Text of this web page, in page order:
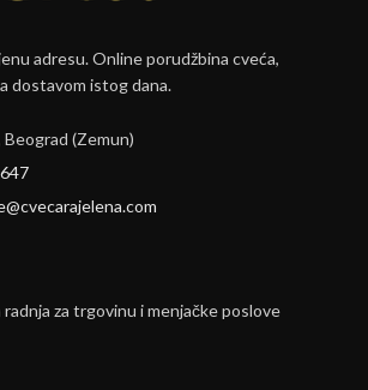
adresu. Online porudžbina cveća,
dostavom istog dana.
(Zemun)
za trgovinu i menjačke poslove